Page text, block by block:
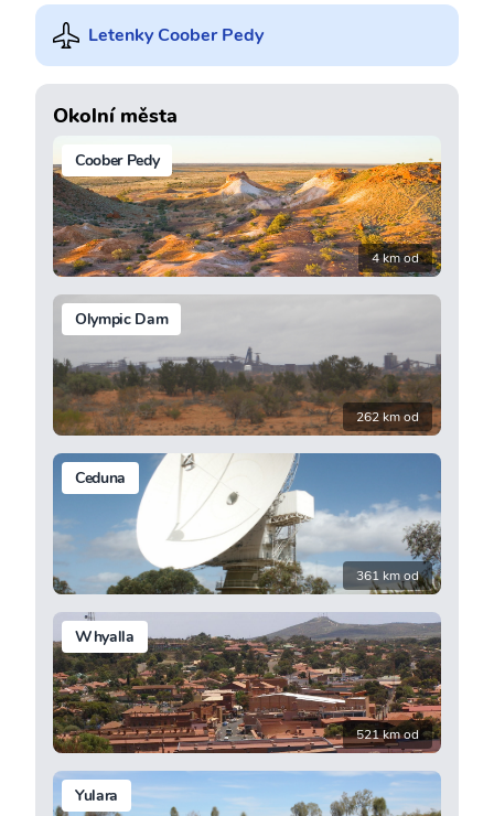
Letenky Coober Pedy
Okolní města
Coober Pedy
4 km od
Olympic Dam
262 km od
Ceduna
361 km od
Whyalla
521 km od
Yulara